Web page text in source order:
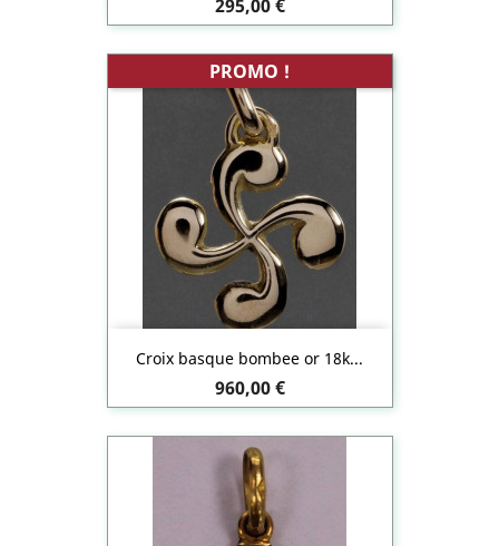
295,00 €
Croix basque bombee or 18k...
Prix
960,00 €
PROMO !